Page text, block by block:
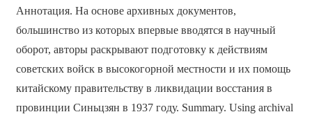
Аннотация. На основе архивных документов,
большинство из которых впервые вводятся в научный
оборот, авторы раскрывают подготовку к действиям
советских войск в высокогорной местности и их помощь
китайскому правительству в ликвидации восстания в
провинции Синьцзян в 1937 году. Summary. Using archival